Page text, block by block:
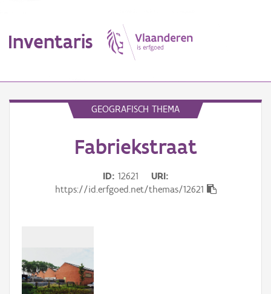
Inventaris
Persoon of collectief
GEOGRAFISCH THEMA
Fabriekstraat
ID 12621
URI
https://id.erfgoed.net/themas/12621